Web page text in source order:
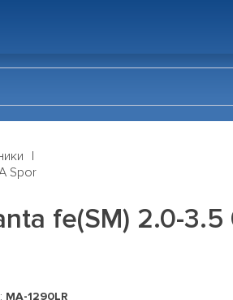
Spor
fe(SM) 2.0-3.5
MA-1290LR